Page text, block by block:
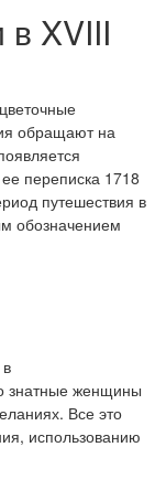
XVIII
обращают на
переписка 1718
путешествия в
обозначением
знатные женщины
Все это
использованию